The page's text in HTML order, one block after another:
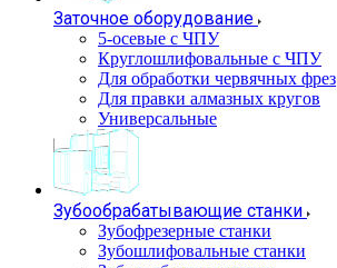
Заточное оборудование
5-осевые с ЧПУ
Круглошлифовальные с ЧПУ
Для обработки червячных фрез
Для правки алмазных кругов
Универсальные
Зубообрабатывающие станки
Зубофрезерные станки
Зубошлифовальные станки